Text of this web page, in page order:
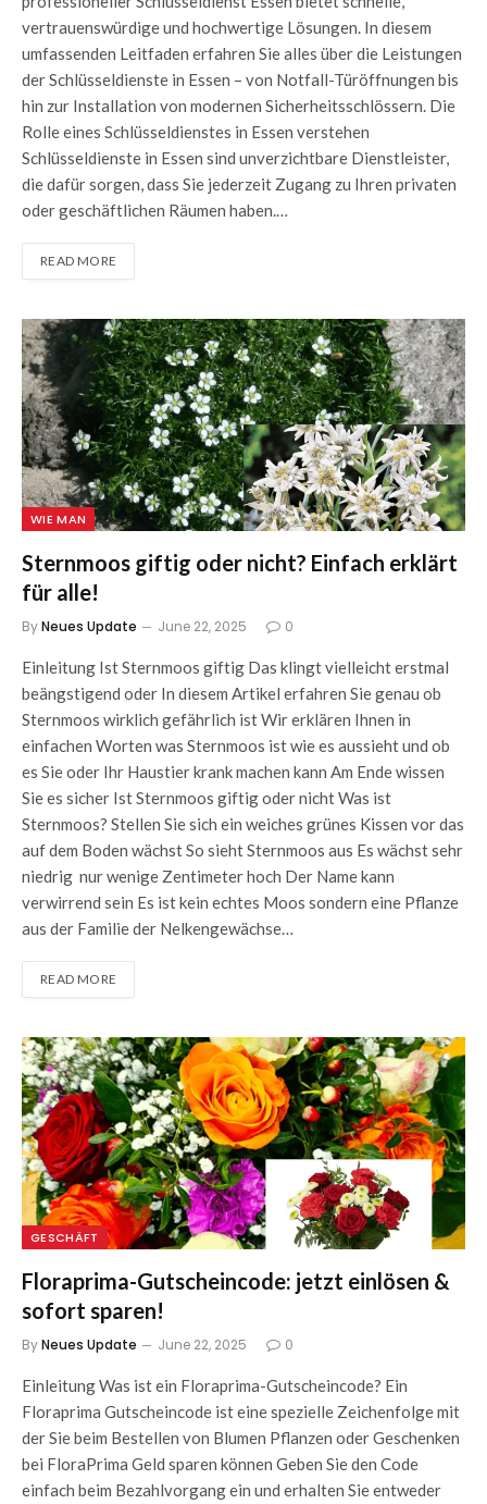
vertrauenswürdige und hochwertige Lösungen. In diesem
umfassenden Leitfaden erfahren Sie alles über die Leistungen
der Schlüsseldienste in Essen – von Notfall-Türöffnungen bis
hin zur Installation von modernen Sicherheitsschlössern. Die
Rolle eines Schlüsseldienstes in Essen verstehen
Schlüsseldienste in Essen sind unverzichtbare Dienstleister,
die dafür sorgen, dass Sie jederzeit Zugang zu Ihren privaten
oder geschäftlichen Räumen haben.…
READ MORE
WIE MAN
Sternmoos giftig oder nicht? Einfach erklärt
für alle!
ByNeues Update June 22, 2025 0
Einleitung Ist Sternmoos giftig Das klingt vielleicht erstmal
beängstigend oder In diesem Artikel erfahren Sie genau ob
Sternmoos wirklich gefährlich ist Wir erklären Ihnen in
einfachen Worten was Sternmoos ist wie es aussieht und ob
es Sie oder Ihr Haustier krank machen kann Am Ende wissen
Sie es sicher Ist Sternmoos giftig oder nicht Was ist
Sternmoos? Stellen Sie sich ein weiches grünes Kissen vor das
auf dem Boden wächst So sieht Sternmoos aus Es wächst sehr
niedrig nur wenige Zentimeter hoch Der Name kann
verwirrend sein Es ist kein echtes Moos sondern eine Pflanze
aus der Familie der Nelkengewächse…
READ MORE
GESCHÄFT
Floraprima-Gutscheincode: jetzt einlösen &
sofort sparen!
ByNeues Update June 22, 2025 0
Einleitung Was ist ein Floraprima-Gutscheincode? Ein
Floraprima Gutscheincode ist eine spezielle Zeichenfolge mit
der Sie beim Bestellen von Blumen Pflanzen oder Geschenken
bei FloraPrima Geld sparen können Geben Sie den Code
einfach beim Bezahlvorgang ein und erhalten Sie entweder